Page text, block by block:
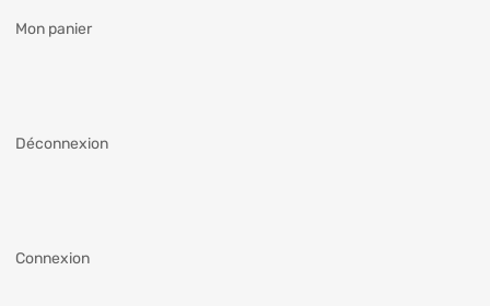
Mon panier
Déconnexion
Connexion